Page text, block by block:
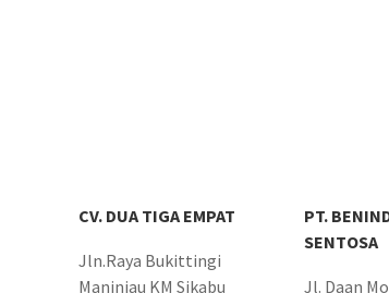
CV. DUA TIGA EMPAT
Jln.Raya Bukittingi
Maninjau KM Sikabu
PT.
SENTOSA
Jl. Daan